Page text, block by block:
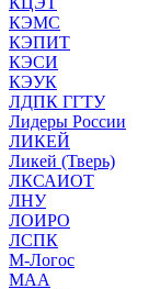
КЭМС
КЭПИТ
КЭСИ
КЭУК
ЛДПК ГГТУ
Лидеры России
ЛИКЕЙ
Ликей (Тверь)
ЛКСАИОТ
ЛНУ
ЛОИРО
ЛСПК
М-Логос
МАА